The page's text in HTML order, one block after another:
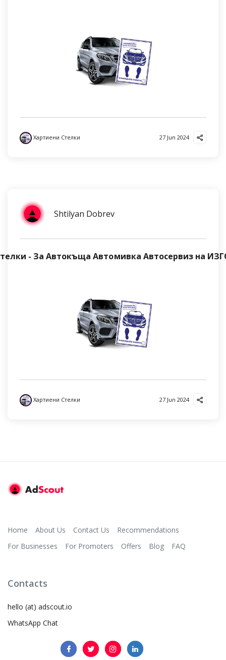
Хартиени Стелки 27 Jun 2024
Shtilyan Dobrev
- За Автокъща Автомивка Автосервиз на
Хартиени Стелки 27 Jun 2024
Home About Us Contact Us
Recommendations
For Businesses
For Promoters Offers Blog FAQ
Contacts
hello (at) adscout.io
WhatsApp Chat